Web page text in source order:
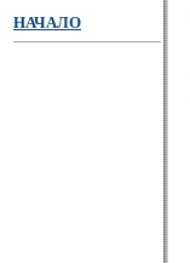
НАЧАЛО